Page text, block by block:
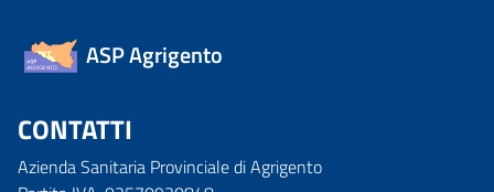
ASP Agrigento
CONTATTI
Azienda Sanitaria Provinciale di Agrigento